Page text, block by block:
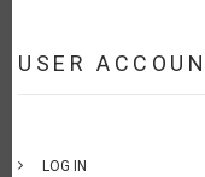
USER
LOG IN